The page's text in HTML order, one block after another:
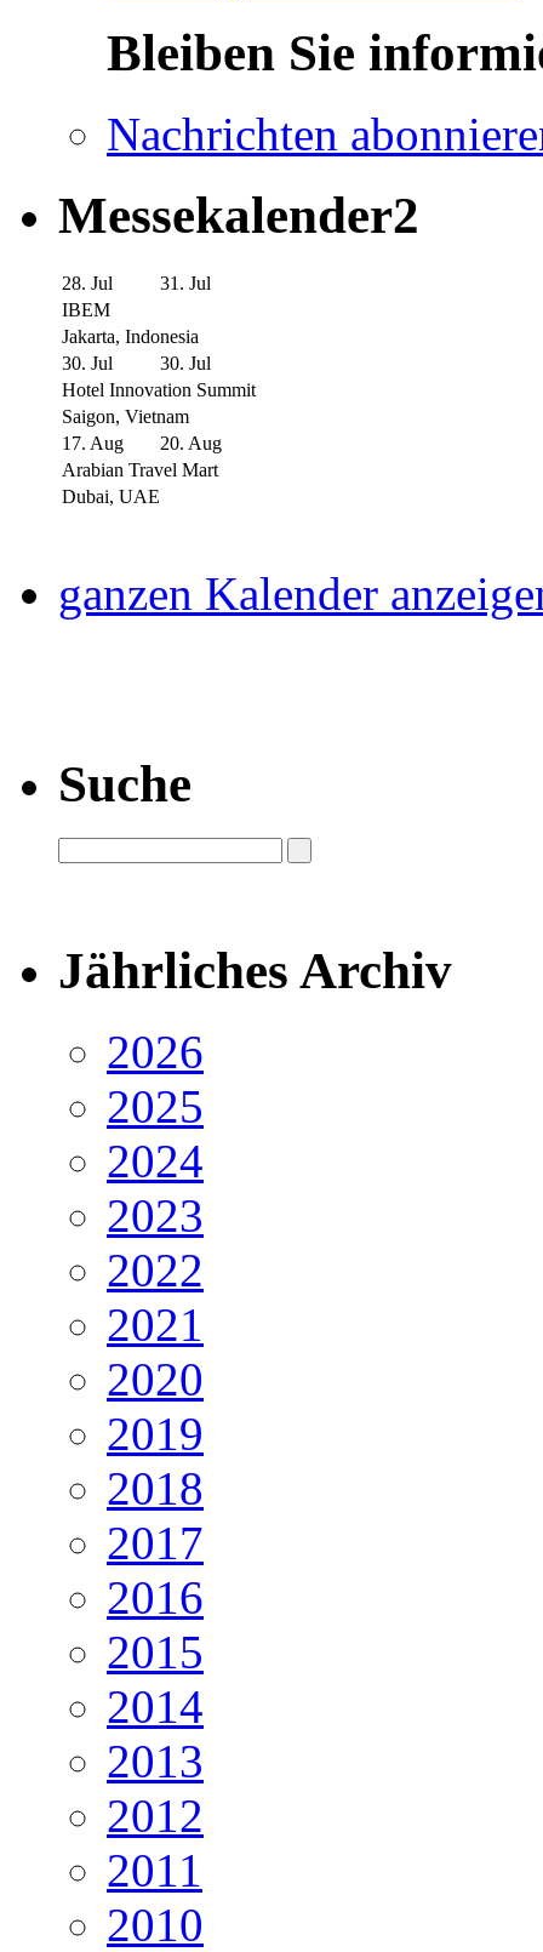
Bleiben Sie
Nachrichten
Messekalender2
28. Jul
31. Jul
IBEM
Jakarta, Indonesia
30. Jul
30. Jul
Hotel Innovation Summit
Saigon, Vietnam
17. Aug
20. Aug
Arabian Travel Mart
Dubai, UAE
ganzen Kalender
Suche
Jährliches Archiv
2026
2025
2024
2023
2022
2021
2020
2019
2018
2017
2016
2015
2014
2013
2012
2011
2010